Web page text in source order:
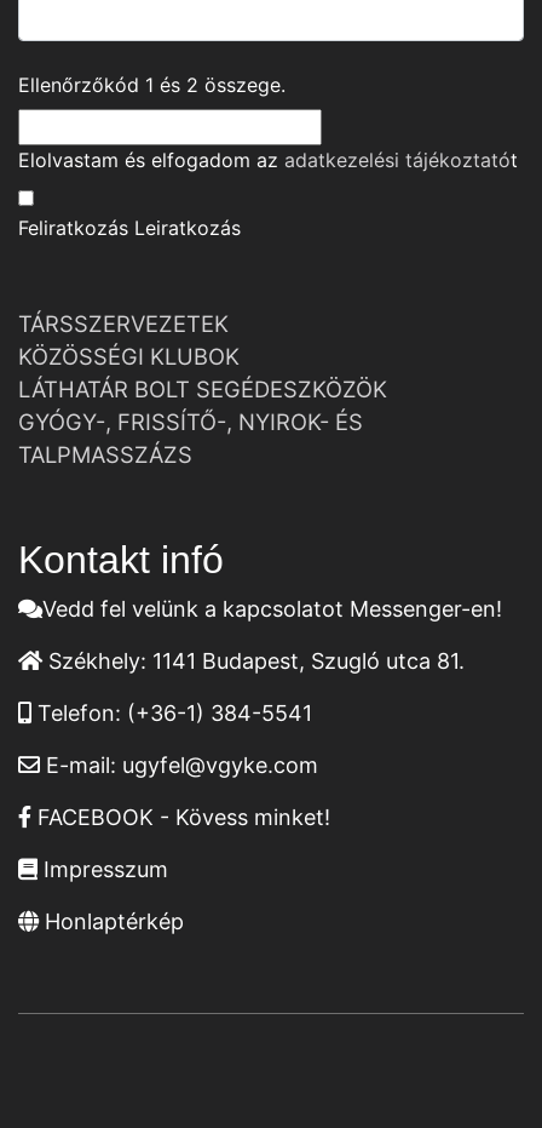
Ellenőrzőkód 1 és 2 összege.
Elolvastam és elfogadom az adatkezelési tájékoztatót
Feliratkozás Leiratkozás
TÁRSSZERVEZETEK
KÖZÖSSÉGI KLUBOK
LÁTHATÁR BOLT SEGÉDESZKÖZÖK
GYÓGY-, FRISSÍTŐ-, NYIROK- ÉS
TALPMASSZÁZS
Kontakt infó
Vedd fel velünk a kapcsolatot Messenger-en!
Székhely: 1141 Budapest, Szugló utca 81.
Telefon: (+36-1) 384-5541
E-mail: ugyfel@vgyke.com
FACEBOOK - Kövess minket!
Impresszum
Honlaptérkép